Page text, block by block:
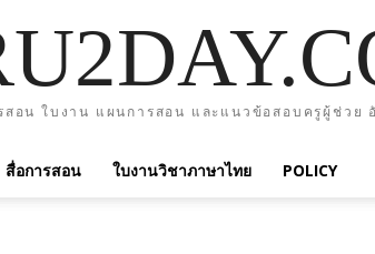
สอน ใบงาน แผนการสอน และแนวข้อสอบครูผู้ช่วย
สื่อการสอน ใบงานวิชาภาษาไทย POLICY